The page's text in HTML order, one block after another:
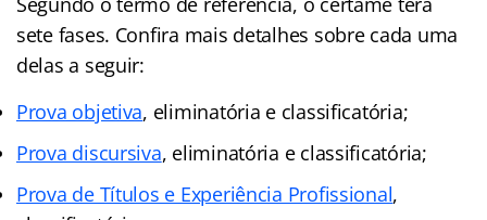
sete fases. Confira mais detalhes sobre cada uma
delas a seguir:
Prova objetiva, eliminatória e classificatória;
Prova discursiva, eliminatória e classificatória;
Prova de Títulos e Experiência Profissional,